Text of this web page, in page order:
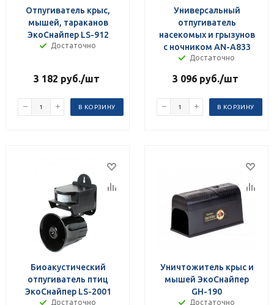
Отпугиватель крыс,
мышей, тараканов
ЭкоСнайпер LS-912
Достаточно
3 182 руб./шт
В КОРЗИНУ
Универсальный
отпугиватель
насекомых и грызунов
с ночником AN-A833
Достаточно
3 096 руб./шт
В КОРЗИНУ
Биоакустический
отпугиватель птиц
ЭкоСнайпер LS-2001
Достаточно
Уничтожитель крыс и
мышей ЭкоСнайпер
GH-190
Достаточно